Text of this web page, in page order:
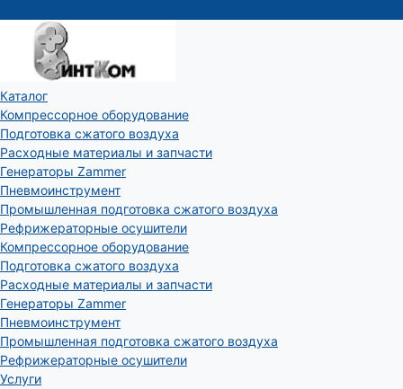
Каталог
Компрессорное оборудование
Подготовка сжатого воздуха
Расходные материалы и запчасти
Генераторы Zammer
Пневмоинструмент
Промышленная подготовка сжатого воздуха
Рефрижераторные осушители
Компрессорное оборудование
Подготовка сжатого воздуха
Расходные материалы и запчасти
Генераторы Zammer
Пневмоинструмент
Промышленная подготовка сжатого воздуха
Рефрижераторные осушители
Услуги